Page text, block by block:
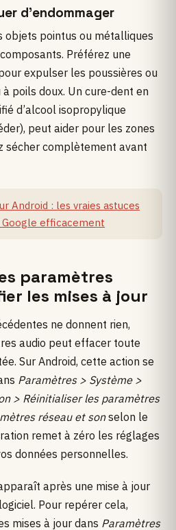
d’endommager
objets pointus ou métalliques
Préférez une
expulser les poussières ou
poils doux. Un cure-dent en
d’alcool isopropylique
peut aider pour les zones
sécher complètement avant
Android : les vraies astuces
efficacement
paramètres
les mises à jour
ne donnent rien,
audio peut effacer toute
Sur Android, cette action se
Paramètres > Système >
> Réinitialiser les paramètres
réseau et sonselon le
remet à zéro les réglages
données personnelles.
après une mise à jour
Pour repérer cela,
mises à jour dans Paramètres